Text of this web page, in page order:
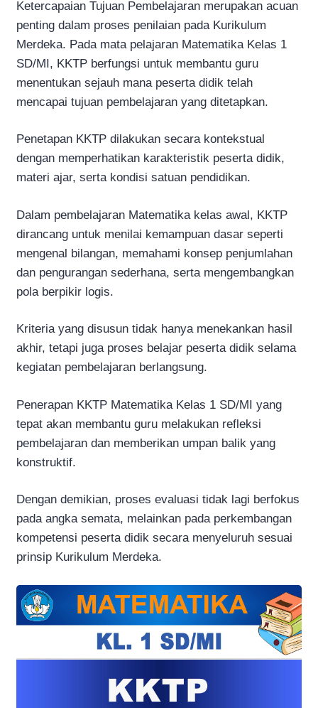
Ketercapaian Tujuan Pembelajaran merupakan acuan
penting dalam proses penilaian pada Kurikulum
Merdeka. Pada mata pelajaran Matematika Kelas 1
SD/MI, KKTP berfungsi untuk membantu guru
menentukan sejauh mana peserta didik telah
mencapai tujuan pembelajaran yang ditetapkan.
Penetapan KKTP dilakukan secara kontekstual
dengan memperhatikan karakteristik peserta didik,
materi ajar, serta kondisi satuan pendidikan.
Dalam pembelajaran Matematika kelas awal, KKTP
dirancang untuk menilai kemampuan dasar seperti
mengenal bilangan, memahami konsep penjumlahan
dan pengurangan sederhana, serta mengembangkan
pola berpikir logis.
Kriteria yang disusun tidak hanya menekankan hasil
akhir, tetapi juga proses belajar peserta didik selama
kegiatan pembelajaran berlangsung.
Penerapan KKTP Matematika Kelas 1 SD/MI yang
tepat akan membantu guru melakukan refleksi
pembelajaran dan memberikan umpan balik yang
konstruktif.
Dengan demikian, proses evaluasi tidak lagi berfokus
pada angka semata, melainkan pada perkembangan
kompetensi peserta didik secara menyeluruh sesuai
prinsip Kurikulum Merdeka.